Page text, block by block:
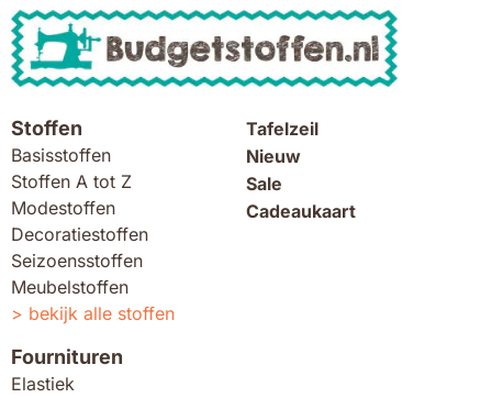
Stoffen
Basisstoffen
Stoffen A tot Z
Modestoffen
Decoratiestoffen
Seizoensstoffen
Meubelstoffen
bekijk alle stoffen
Tafelzeil
Nieuw
Sale
Cadeaukaart
Fournituren
Elastiek